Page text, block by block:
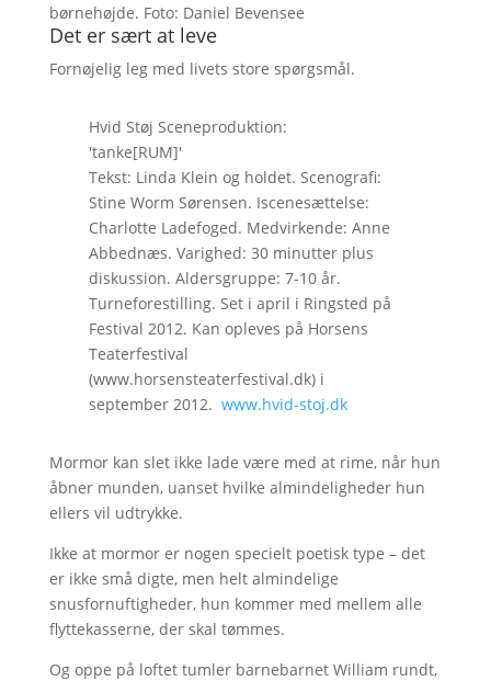
børnehøjde. Foto: Daniel Bevensee
Det er sært at leve
Fornøjelig leg med livets store spørgsmål.
Hvid Støj Sceneproduktion:
'tanke[RUM]'
Tekst: Linda Klein og holdet. Scenografi:
Stine Worm Sørensen. Iscenesættelse:
Charlotte Ladefoged. Medvirkende: Anne
Abbednæs. Varighed: 30 minutter plus
diskussion. Aldersgruppe: 7-10 år.
Turneforestilling. Set i april i Ringsted på
Festival 2012. Kan opleves på Horsens
Teaterfestival
(www.horsensteaterfestival.dk) i
september 2012. www.hvid-stoj.dk
Mormor kan slet ikke lade være med at rime, når hun
åbner munden, uanset hvilke almindeligheder hun
ellers vil udtrykke.
Ikke at mormor er nogen specielt poetisk type – det
er ikke små digte, men helt almindelige
snusfornuftigheder, hun kommer med mellem alle
flyttekasserne, der skal tømmes.
Og oppe på loftet tumler barnebarnet William rundt,